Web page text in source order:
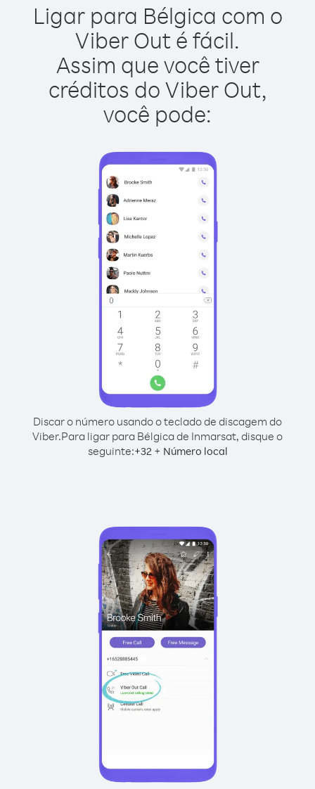
Ligar para Bélgica com o
Viber Out é fácil.
Assim que você tiver
créditos do Viber Out,
você pode:
Discar o número usando o teclado de discagem do
Viber.Para ligar para Bélgica de Inmarsat, disque o
seguinte:+32+ Número local